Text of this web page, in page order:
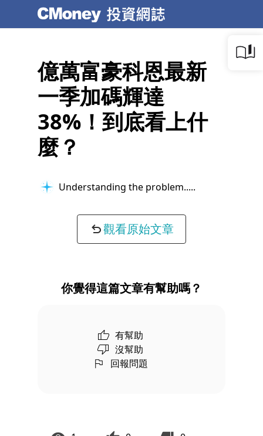
億萬富豪科恩最新
一季加碼輝達
38%！到底看上什
麼？
Understanding the problem...
觀看原始文章
你覺得這篇文章有幫助嗎？
有幫助
沒幫助
回報問題